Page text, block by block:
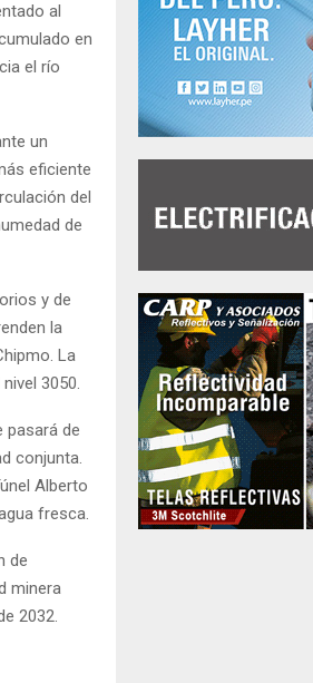
al
en
el río
un
eficiente
del
de
y de
la
La
3050.
pasará de
conjunta.
Alberto
fresca.
de
minera
2032.